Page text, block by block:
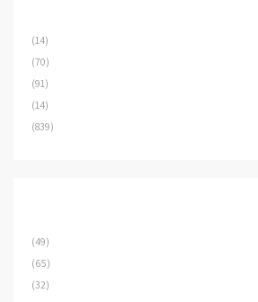
(14)
(70)
(91)
(14)
(839)
(49)
(65)
(32)